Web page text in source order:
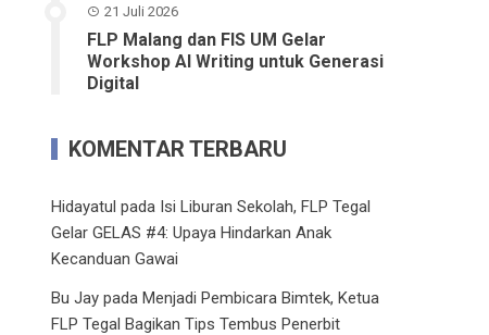
21 Juli 2026
FLP Malang dan FIS UM Gelar
Workshop AI Writing untuk Generasi
Digital
KOMENTAR TERBARU
Hidayatul pada Isi Liburan Sekolah, FLP Tegal
Gelar GELAS #4: Upaya Hindarkan Anak
Kecanduan Gawai
Bu Jay padaMenjadi Pembicara Bimtek, Ketua
FLP Tegal Bagikan Tips Tembus Penerbit